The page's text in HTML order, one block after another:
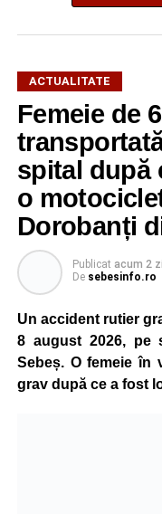
animalul în
nevătămat, spre
Pentru pompierii
importantă,
unei persoane sau a
„Pentru noi,
reprezentanții ISU
Ultimele știri
ACTUALITATE
Femeie de
spital după
o
Dorobanți
Publicat acum 2
De sebesinfo.ro
Un accident rutier
8 august 2026, pe
Sebeș. O femeie în
grav după ce a fost